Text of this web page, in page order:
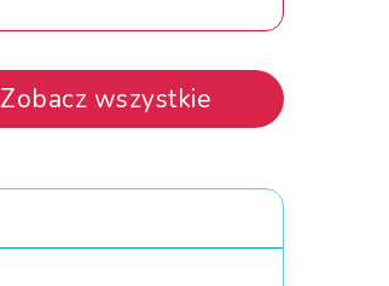
Zobacz wszystkie